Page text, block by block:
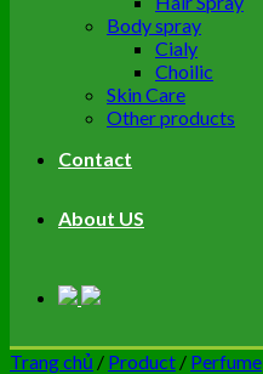
Body spray
Cialy
Choilic
Skin Care
Other products
Contact
About US
Trang chủ / Product / Perfume